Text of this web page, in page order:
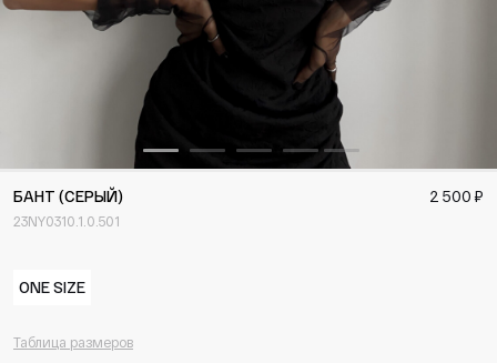
БАНТ (СЕРЫЙ)
23NY0310.1.0.501
2 500 ₽
ONE SIZE
Таблица размеров